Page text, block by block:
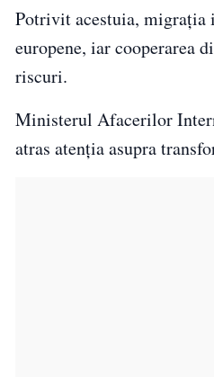
Potrivit acestuia, migrația
europene, iar cooperarea
riscuri.
Ministerul Afacerilor
atras atenția asupra